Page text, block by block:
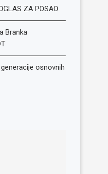
ZA POSAO
Branka
osnovnih